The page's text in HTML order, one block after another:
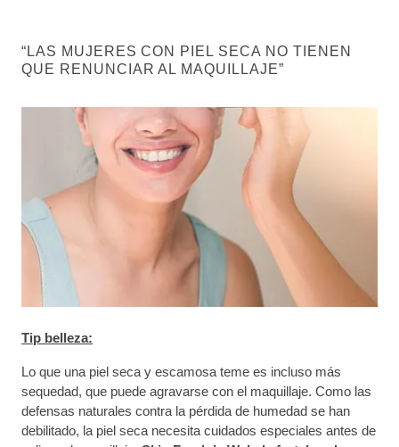
“LAS MUJERES CON PIEL SECA NO TIENEN
QUE RENUNCIAR AL MAQUILLAJE”
Tip belleza:
Lo que una piel seca y escamosa teme es incluso más
sequedad, que puede agravarse con el maquillaje. Como las
defensas naturales contra la pérdida de humedad se han
debilitado, la piel seca necesita cuidados especiales antes de